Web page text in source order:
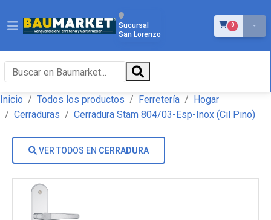
Sucursal
San Lorenzo
0ÍTEMS EN EL
Inicio Todos los productos Ferretería
Hogar
Cerraduras
Cerradura Stam 804/03-Esp-Inox (Cil Pino)
VER TODOS EN CERRADURA